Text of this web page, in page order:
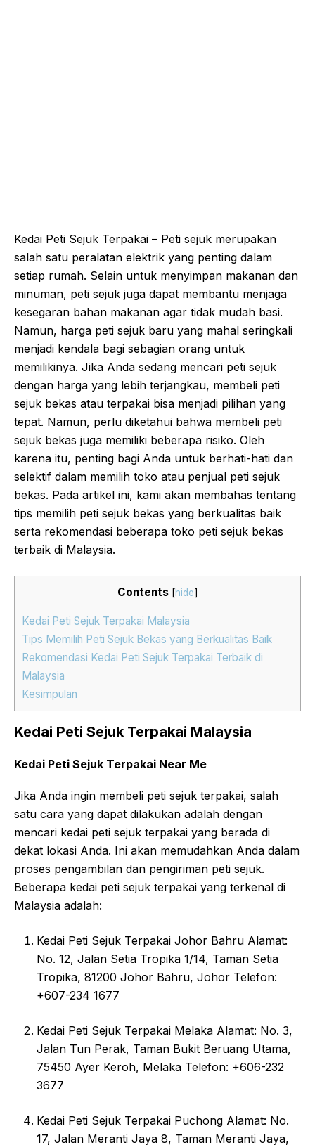
Kedai Peti Sejuk Terpakai – Peti sejuk merupakan
salah satu peralatan elektrik yang penting dalam
setiap rumah. Selain untuk menyimpan makanan dan
minuman, peti sejuk juga dapat membantu menjaga
kesegaran bahan makanan agar tidak mudah basi.
Namun, harga peti sejuk baru yang mahal seringkali
menjadi kendala bagi sebagian orang untuk
memilikinya. Jika Anda sedang mencari peti sejuk
dengan harga yang lebih terjangkau, membeli peti
sejuk bekas atau terpakai bisa menjadi pilihan yang
tepat. Namun, perlu diketahui bahwa membeli peti
sejuk bekas juga memiliki beberapa risiko. Oleh
karena itu, penting bagi Anda untuk berhati-hati dan
selektif dalam memilih toko atau penjual peti sejuk
bekas. Pada artikel ini, kami akan membahas tentang
tips memilih peti sejuk bekas yang berkualitas baik
serta rekomendasi beberapa toko peti sejuk bekas
terbaik di Malaysia.
Contents [hide]
Kedai Peti Sejuk Terpakai Malaysia
Tips Memilih Peti Sejuk Bekas yang Berkualitas Baik
Rekomendasi Kedai Peti Sejuk Terpakai Terbaik di
Malaysia
Kesimpulan
Kedai Peti Sejuk Terpakai Malaysia
Kedai Peti Sejuk Terpakai Near Me
Jika Anda ingin membeli peti sejuk terpakai, salah
satu cara yang dapat dilakukan adalah dengan
mencari kedai peti sejuk terpakai yang berada di
dekat lokasi Anda. Ini akan memudahkan Anda dalam
proses pengambilan dan pengiriman peti sejuk.
Beberapa kedai peti sejuk terpakai yang terkenal di
Malaysia adalah:
Kedai Peti Sejuk Terpakai Johor Bahru Alamat:
No. 12, Jalan Setia Tropika 1/14, Taman Setia
Tropika, 81200 Johor Bahru, Johor Telefon:
+607-234 1677
Kedai Peti Sejuk Terpakai Melaka Alamat: No. 3,
Jalan Tun Perak, Taman Bukit Beruang Utama,
75450 Ayer Keroh, Melaka Telefon: +606-232
3677
Kedai Peti Sejuk Terpakai Puchong Alamat: No.
17, Jalan Meranti Jaya 8, Taman Meranti Jaya,